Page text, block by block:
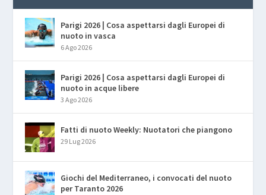
Parigi 2026 | Cosa aspettarsi dagli Europei di
nuoto in vasca
6 Ago 2026
Parigi 2026 | Cosa aspettarsi dagli Europei di
nuoto in acque libere
3 Ago 2026
Fatti di nuoto Weekly: Nuotatori che piangono
29 Lug 2026
Giochi del Mediterraneo, i convocati del nuoto
per Taranto 2026